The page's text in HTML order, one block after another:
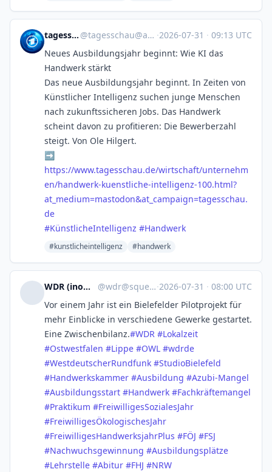
tagesschau @tagesschau@ard.social ·2026-07-31 · 09:13 UTC
Neues Ausbildungsjahr beginnt: Wie KI das
Handwerk stärkt
Das neue Ausbildungsjahr beginnt. In Zeiten von
Künstlicher Intelligenz suchen junge Menschen
nach zukunftssicheren Jobs. Das Handwerk
scheint davon zu profitieren: Die Bewerberzahl
steigt. Von Ole Hilgert.
➡️
https://www.tagesschau.de/wirtschaft/unternehm
en/handwerk-kuenstliche-intelligenz-100.html?
at_medium=mastodon&at_campaign=tagesschau.
de
#KünstlicheIntelligenz #Handwerk
#kunstlicheintelligenz #handwerk
WDR (inoffiziell) @wdr@squeet.me ·2026-07-31 · 08:00 UTC
Vor einem Jahr ist ein Bielefelder Pilotprojekt für
mehr Einblicke in verschiedene Gewerke gestartet.
Eine Zwischenbilanz.#WDR #Lokalzeit
#Ostwestfalen #Lippe #OWL #wdrde
#WestdeutscherRundfunk #StudioBielefeld
#Handwerkskammer #Ausbildung #Azubi-Mangel
#Ausbildungsstart #Handwerk #Fachkräftemangel
#Praktikum #FreiwilligesSozialesJahr
#FreiwilligesÖkologischesJahr
#FreiwilligesHandwerksjahrPlus #FÖJ #FSJ
#Nachwuchsgewinnung #Ausbildungsplätze
#Lehrstelle #Abitur #FHJ #NRW